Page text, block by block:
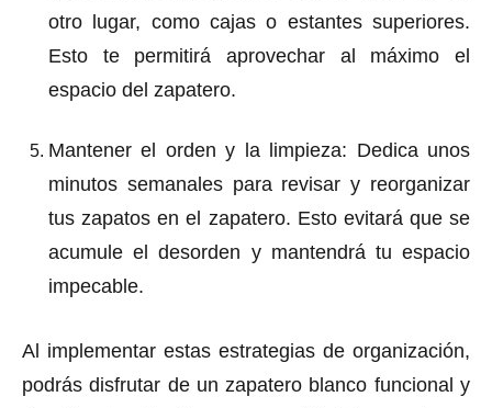
otro lugar, como cajas o estantes superiores.
Esto te permitirá aprovechar al máximo el
espacio del zapatero.
Mantener el orden y la limpieza: Dedica unos
minutos semanales para revisar y reorganizar
tus zapatos en el zapatero. Esto evitará que se
acumule el desorden y mantendrá tu espacio
impecable.
Al implementar estas estrategias de organización,
podrás disfrutar de un zapatero blanco funcional y